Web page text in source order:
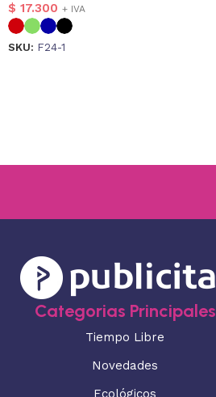
$ 17.300 + IVA
SKU: F24-1
Categorias Principales
Tiempo Libre
Novedades
Ecológicos